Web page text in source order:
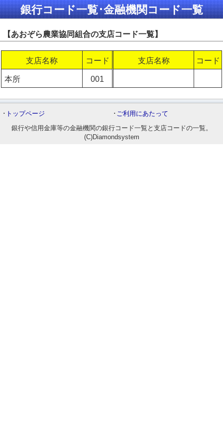
銀行コード一覧･金融機関コード一覧
【あおぞら農業協同組合の支店コード一覧】
支店名称 コード 支店名称 コード
本所 001
･ トップページ ･ ご利用にあたって
銀行や信用金庫等の金融機関の銀行コード一覧と支店コードの一覧。
(C)Diamondsystem